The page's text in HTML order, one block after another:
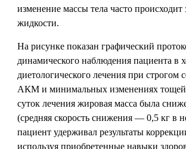
изменение массы тела часто происходит
жидкости.
На рисунке показан графический
динамического наблюдения пациента в
диетологического лечения при строгом
АКМ и минимальных изменениях тощей
суток лечения жировая масса была
(средняя скорость снижения — 0,5 кг в
пациент удерживал результаты
используя приобретенные навыки